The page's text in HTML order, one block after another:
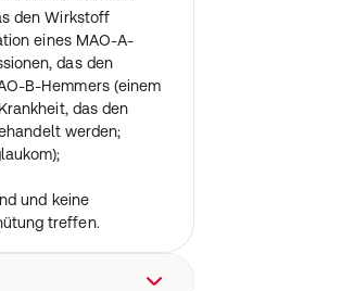
sind
die durch bestimmte
induzierte
den Wirkstoff
eines MAO-A-
das den
B-Hemmers (einem
das den
werden;
und keine
treffen.